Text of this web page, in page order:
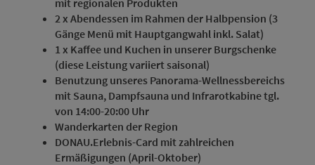
2 x Abendessen im Rahmen der Halbpension (3
Gänge Menü mit Hauptgangwahl inkl. Salat)
1 x Kaffee und Kuchen in unserer Burgschenke
(diese Leistung variiert saisonal)
Benutzung unseres Panorama-Wellnessbereichs
mit Sauna, Dampfsauna und Infrarotkabine tgl.
von 14:00-20:00 Uhr
Wanderkarten der Region
DONAU.Erlebnis-Card mit zahlreichen
Ermäßigungen (April-Oktober)